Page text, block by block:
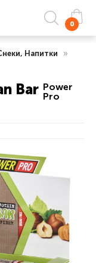
0
Напитки
»
Bar Power
Pro